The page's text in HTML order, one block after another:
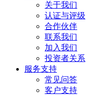
关于我们
认证与评级
合作伙伴
联系我们
加入我们
投资者关系
服务支持
常见问答
客户支持